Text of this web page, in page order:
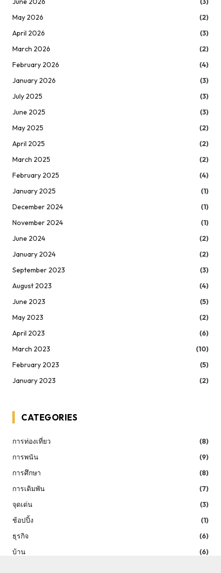
May 2026
(2)
April 2026
(3)
March 2026
(2)
February 2026
(4)
January 2026
(3)
July 2025
(3)
June 2025
(3)
May 2025
(2)
April 2025
(2)
March 2025
(2)
February 2025
(4)
January 2025
(1)
December 2024
(1)
November 2024
(1)
June 2024
(2)
January 2024
(2)
September 2023
(3)
August 2023
(4)
June 2023
(5)
May 2023
(2)
April 2023
(6)
March 2023
(10)
February 2023
(5)
January 2023
(2)
CATEGORIES
การท่องเที่ยว
(8)
การพนัน
(9)
การศึกษา
(8)
การเดิมพัน
(7)
จุดเด่น
(3)
ช้อปปิ้ง
(1)
ธุรกิจ
(6)
บ้าน
(6)